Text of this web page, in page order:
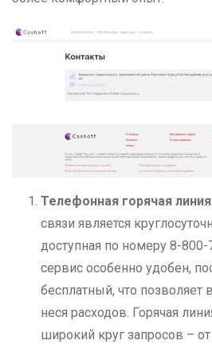
Телефонная горячая линия
связи является
доступная по номеру 8-
сервис особенно удобен,
бесплатный, что позволяет
неся расходов. Горячая
широкий круг запросов –